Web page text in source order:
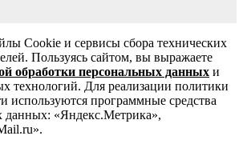
Cookie и сервисы сбора технических
Пользуясь сайтом, вы выражаете
обработки персональных данных и
технологий. Для реализации политики
используются программные средства
данных: «Яндекс.Метрика»,